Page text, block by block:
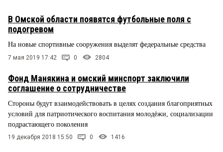
ПРОИСШЕСТВИЯ
СТИЛЬ ЖИЗНИ
В Омской области появятся футбольные поля с
подогревом
На новые спортивные сооружения выделят федеральные средства
7 мая 2019 17:42 0 2804
Фонд Манякина и омский минспорт заключили
соглашение о сотрудничестве
Стороны будут взаимодействовать в целях создания благоприятных
условий для патриотического воспитания молодёжи, социализации
подрастающего поколения
19 декабря 2018 15:50 0 1416